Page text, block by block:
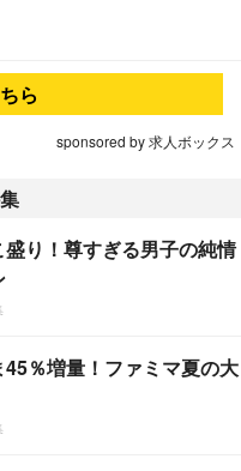
ら
sponsored by 求人ボックス
り！尊すぎる男子の純情
％増量！ファミマ夏の大